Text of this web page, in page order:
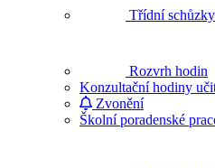
Třídní schůzky
Rozvrh hodin
Konzultační hodiny
Zvonění
Školní poradenské